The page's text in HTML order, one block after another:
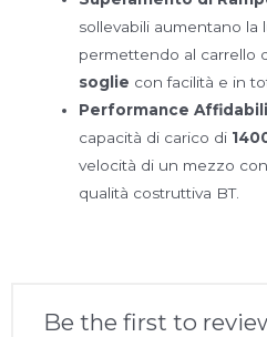
sollevabili aumentano la
permettendo al carrello
soglie con facilità e in
Performance
capacità di carico di
velocità di un mezzo
qualità costruttiva BT.
Be the first to